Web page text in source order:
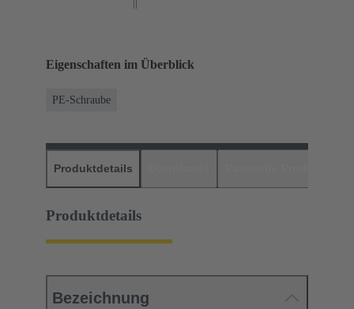
Eigenschaften im Überblick
PE-Schraube
Produktdetails
Produktdetails
Bezeichnung